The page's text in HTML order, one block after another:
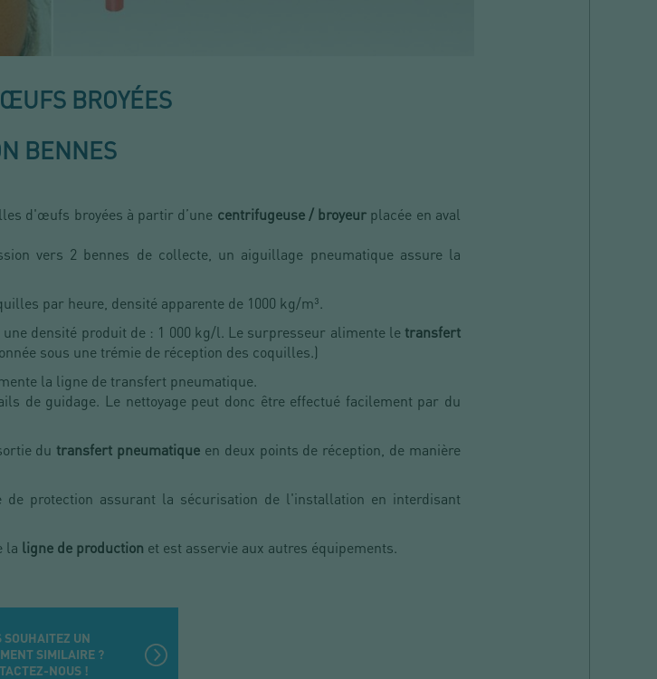
BROYÉES
BENNES
d'œufs broyées à partir d’une centrifugeuse / broyeur placée en aval
vers 2 bennes de collecte, un aiguillage pneumatique assure la
par heure, densité apparente de 1000 kg/m³.
densité produit de : 1 000 kg/l. Le surpresseur alimente le transfert
sous une trémie de réception des coquilles.)
la ligne de transfert pneumatique.
de guidage. Le nettoyage peut donc être effectué facilement par du
du transfert pneumatique en deux points de réception, de manière
protection assurant la sécurisation de l'installation en interdisant
la ligne de production et est asservie aux autres équipements.
SOUHAITEZ UN
SIMILAIRE ?
NOUS !